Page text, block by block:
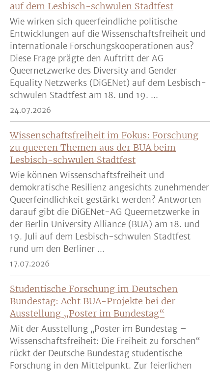
auf dem Lesbisch-schwulen Stadtfest
Wie wirken sich queerfeindliche politische
Entwicklungen auf die Wissenschaftsfreiheit und
internationale Forschungskooperationen aus?
Diese Frage prägte den Auftritt der AG
Queernetzwerke des Diversity and Gender
Equality Netzwerks (DiGENet) auf dem Lesbisch-
schwulen Stadtfest am 18. und 19. ...
24.07.2026
Wissenschaftsfreiheit im Fokus: Forschung
zu queeren Themen aus der BUA beim
Lesbisch-schwulen Stadtfest
Wie können Wissenschaftsfreiheit und
demokratische Resilienz angesichts zunehmender
Queerfeindlichkeit gestärkt werden? Antworten
darauf gibt die DiGENet-AG Queernetzwerke in
der Berlin University Alliance (BUA) am 18. und
19. Juli auf dem Lesbisch-schwulen Stadtfest
rund um den Berliner ...
17.07.2026
Studentische Forschung im Deutschen
Bundestag: Acht BUA-Projekte bei der
Ausstellung „Poster im Bundestag“
Mit der Ausstellung „Poster im Bundestag –
Wissenschaftsfreiheit: Die Freiheit zu forschen“
rückt der Deutsche Bundestag studentische
Forschung in den Mittelpunkt. Zur feierlichen